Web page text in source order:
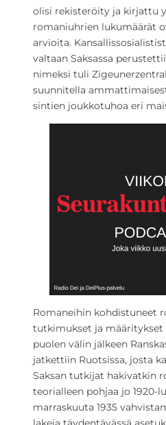
olisi rekisteröity ja kirjattu
romaniuhrien lukumäärät
arvioita.
valtaan Saksassa
nimeksi tuli
suunnitella
sintien joukkotuhoa eri
Romaneihin kohdistuneet
tutkimukset ja määritykset
puolen välin jälkeen
jatkettiin Ruotsissa, josta
Saksan tutkijat hakivatkin
teorialleen pohjaa jo 1920-
marraskuuta 1935